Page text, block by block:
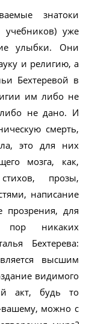
знатоки
учебников) уже
улыбки. Они
и религию, а
Бехтеревой в
им либо не
либо не дано. И
смерть,
это для них
мозга, как,
прозы,
написание
для
никаких
Бехтерева:
высшим
видимого
акт, будь то
можно с